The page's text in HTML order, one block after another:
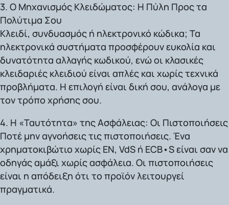
3. Ο Μηχανισμός Κλειδώματος: Η Πύλη Προς τα
Πολύτιμα Σου
Κλειδί, συνδυασμός ή ηλεκτρονικό κώδικα; Τα
ηλεκτρονικά συστήματα προσφέρουν ευκολία και
δυνατότητα αλλαγής κωδικού, ενώ οι κλασικές
κλειδαριές κλειδιού είναι απλές και χωρίς τεχνικά
προβλήματα. Η επιλογή είναι δική σου, ανάλογα με
τον τρόπο χρήσης σου.
4. Η «Ταυτότητα» της Ασφάλειας: Οι Πιστοποιήσεις
Ποτέ μην αγνοήσεις τις πιστοποιήσεις. Ένα
χρηματοκιβώτιο χωρίς EN, VdS ή ECB•Sείναι σαν να
οδηγάς αμάξι χωρίς ασφάλεια. Οι πιστοποιήσεις
είναι η απόδειξη ότι το προϊόν λειτουργεί
πραγματικά.